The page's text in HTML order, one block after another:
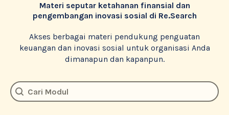
Materi seputar ketahanan finansial dan
pengembangan inovasi sosial di Re.Search
Akses berbagai materi pendukung penguatan
keuangan dan inovasi sosial untuk organisasi Anda
dimanapun dan kapanpun.
Document Search
Search content